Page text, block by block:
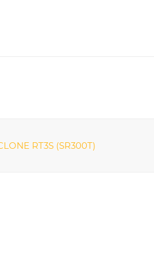
RT3S (SR300T)